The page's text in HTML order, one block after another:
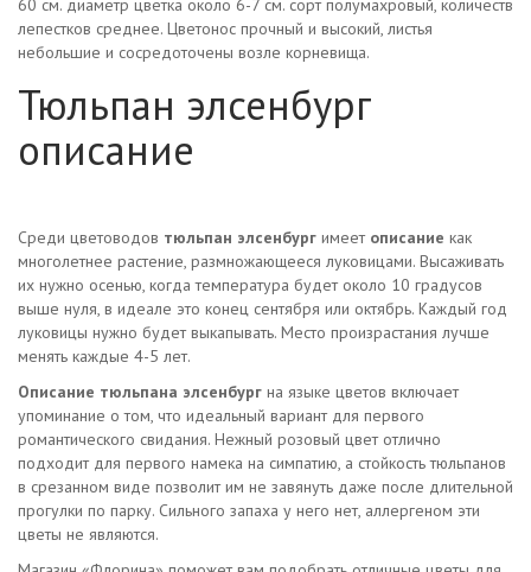
60 см. диаметр цветка около 6-7 см. сорт полумахровый, количеств
лепестков среднее. Цветонос прочный и высокий, листья
небольшие и сосредоточены возле корневища.
Тюльпан элсенбург
описание
Среди цветоводов тюльпан элсенбург имеет описание как
многолетнее растение, размножающееся луковицами. Высаживать
их нужно осенью, когда температура будет около 10 градусов
выше нуля, в идеале это конец сентября или октябрь. Каждый год
луковицы нужно будет выкапывать. Место произрастания лучше
менять каждые 4-5 лет.
Описание тюльпана элсенбург на языке цветов включает
упоминание о том, что идеальный вариант для первого
романтического свидания. Нежный розовый цвет отлично
подходит для первого намека на симпатию, а стойкость тюльпанов
в срезанном виде позволит им не завянуть даже после длительной
прогулки по парку. Сильного запаха у него нет, аллергеном эти
цветы не являются.